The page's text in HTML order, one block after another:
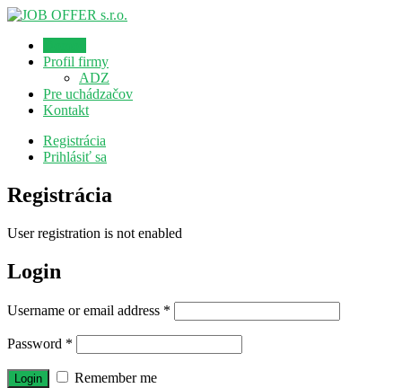
Profil firmy
ADZ
Pre uchádzačov
Kontakt
Registrácia
Prihlásiť sa
Registrácia
User registration is not enabled
Login
Username or email address *
Password *
Remember me